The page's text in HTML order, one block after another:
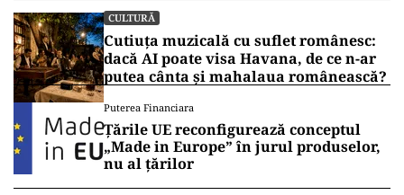
CULTURĂ
Cutiuța muzicală cu suflet românesc:
dacă AI poate visa Havana, de ce n-ar
putea cânta și mahalaua românească?
Puterea Financiara
Țările UE reconfigurează conceptul
„Made in Europe” în jurul produselor,
nu al țărilor